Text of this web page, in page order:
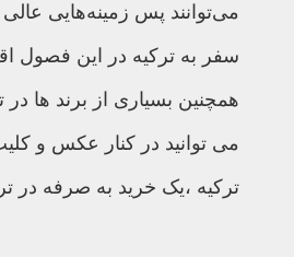
می‌توانند پس زمینه‌هایی
سفر به ترکیه در این فصول
همچنین بسیاری از برند ها
می توانید در کنار عکس و
ترکیه ،یک خرید به صرفه در